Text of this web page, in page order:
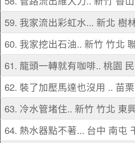
59. 我家流出彩虹水... 新北 樹
60. 我家挖出石油.. 新竹 竹北
61. 龍頭一轉就有咖啡.. 桃園
62. 裝了加壓馬達也沒用 .. 苗
63. 冷水管堵住.. 新竹 竹北 東
64. 熱水器點不著... 台中 南屯